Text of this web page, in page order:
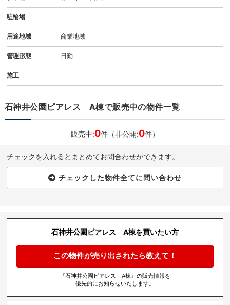
駐輪場
用途地域 商業地域
管理形態 日勤
施工
石神井公園ピアレス A棟で販売中の物件一覧
販売中:0件（非公開:0件）
チェックを入れるとまとめてお問合わせができます。
石神井公園ピアレス A棟を買いたい方
この物件が売り出されたら教えて！
『石神井公園ピアレス A棟』の販売情報を
優先的にお知らせいたします。